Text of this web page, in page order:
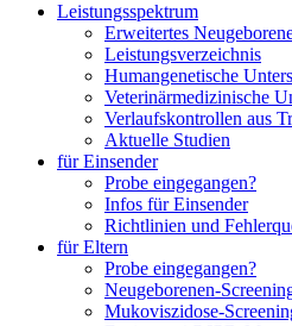
Leistungsspektrum
Erweitertes
Leistungsverzeichnis
Humangenetische
Veterinärmedizinische
Verlaufskontrollen aus
Aktuelle Studien
für Einsender
Probe eingegangen?
Infos für Einsender
Richtlinien und
für Eltern
Probe eingegangen?
Neugeborenen-
Mukoviszidose-